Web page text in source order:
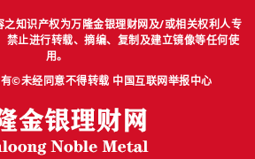
知识产权为万隆金银理财网及/或相关权利人专
禁止进行转载、摘编、复制及建立镜像等任何使
用。
©未经同意不得转载 中国互联网举报中心